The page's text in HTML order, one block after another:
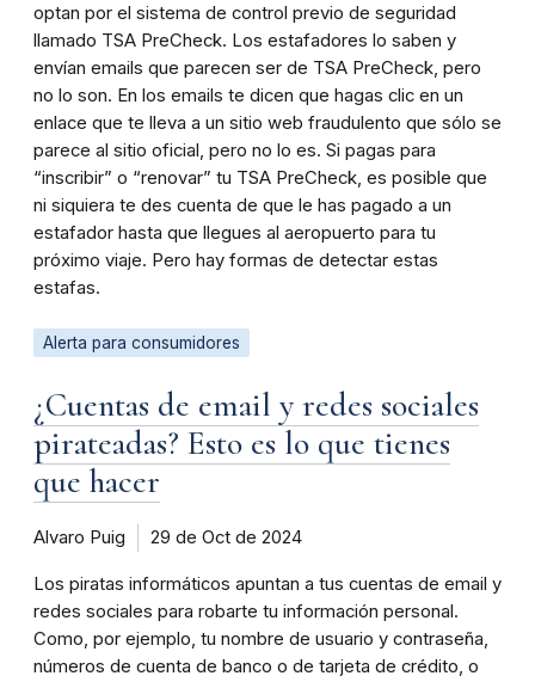
optan por el sistema de control previo de seguridad
llamado TSA PreCheck. Los estafadores lo saben y
envían emails que parecen ser de TSA PreCheck, pero
no lo son. En los emails te dicen que hagas clic en un
enlace que te lleva a un sitio web fraudulento que sólo se
parece al sitio oficial, pero no lo es. Si pagas para
“inscribir” o “renovar” tu TSA PreCheck, es posible que
ni siquiera te des cuenta de que le has pagado a un
estafador hasta que llegues al aeropuerto para tu
próximo viaje. Pero hay formas de detectar estas
estafas.
Alerta para consumidores
¿Cuentas de email y redes sociales
pirateadas? Esto es lo que tienes
que hacer
Alvaro Puig 29 de Oct de 2024
Los piratas informáticos apuntan a tus cuentas de email y
redes sociales para robarte tu información personal.
Como, por ejemplo, tu nombre de usuario y contraseña,
números de cuenta de banco o de tarjeta de crédito, o